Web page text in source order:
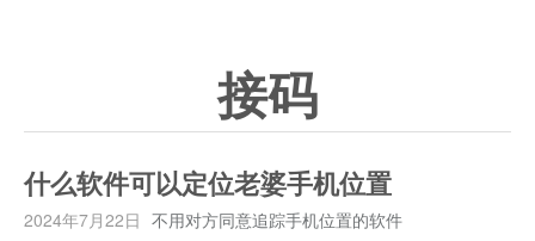
接码
什么软件可以定位老婆手机位置
2024年7月22日 不用对方同意追踪手机位置的软件